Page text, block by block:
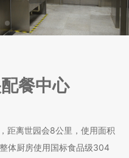
餐中心
距离世园会8公里，使用面积
体厨房使用国标食品级304